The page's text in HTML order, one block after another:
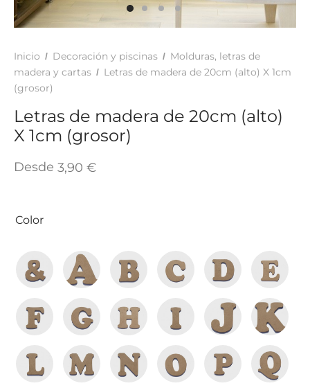
Inicio / Decoración y piscinas / Molduras, letras de
madera y cartas / Letras de madera de 20cm (alto) X 1cm
(grosor)
Letras de madera de 20cm (alto)
X 1cm (grosor)
Desde 3,90 €
Color
ADHESIVOS Y COLAS
Y SUELOS
TINTES Y MANUALIDADES